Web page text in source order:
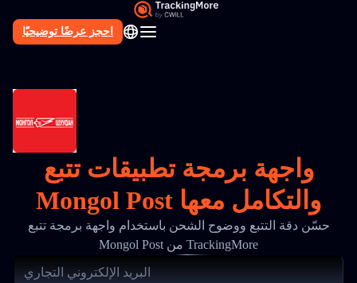
احجز عرضًا توضيحيًا
AR
واجهة برمجة تطبيقات تتبع
Mongol Post والتكامل معها
حسّن دقة التتبع ووضوح الشحن باستخدام واجهة برمجة تتبع
Mongol Post من TrackingMore